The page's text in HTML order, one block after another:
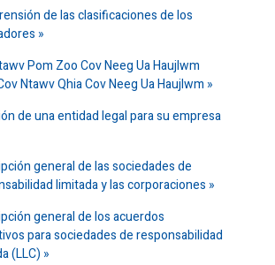
de las clasificaciones de los
Pom Zoo Cov Neeg Ua Haujlwm
Ntawv Qhia Cov Neeg Ua Haujlwm
de una entidad legal para su empresa
general de las sociedades de
limitada y las corporaciones
general de los acuerdos
para sociedades de responsabilidad
(LLC)